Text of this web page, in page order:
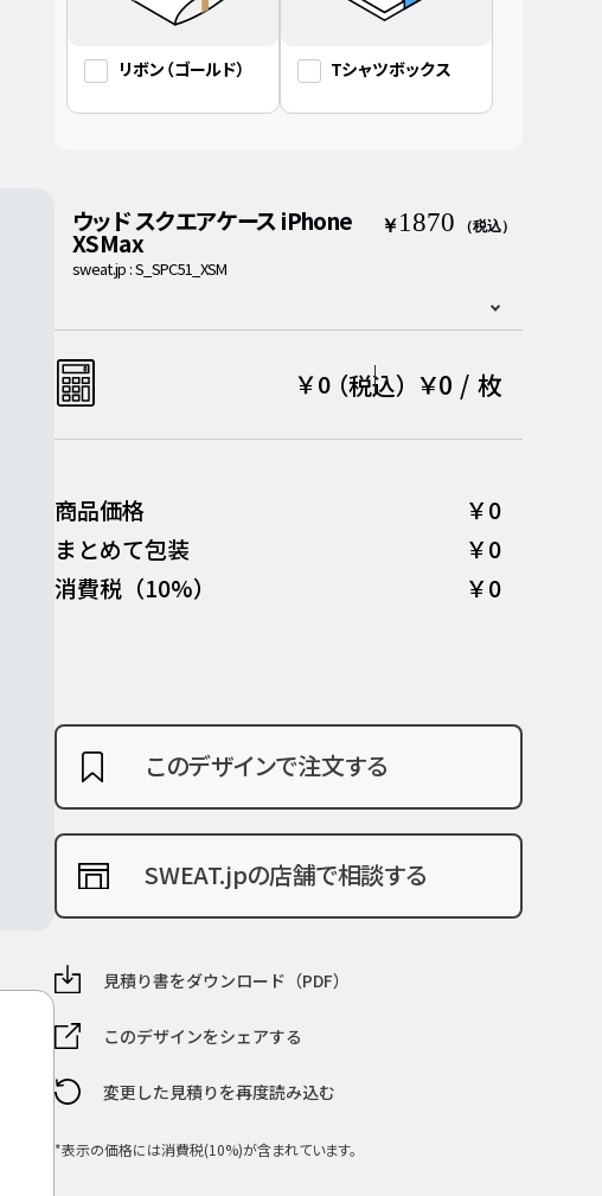
リボン（ゴールド） Tシャツボックス
ウッド スクエアケース iPhone
XSMax
￥1870 （税込）
sweat.jp : S_SPC51_XSM
￥0（税込）￥0/ 枚
商品価格
￥0
まとめて包装
￥0
消費税（10%）
￥0
このデザインで注文する
SWEAT.jpの店舗で相談する
見積り書をダウンロード（PDF）
このデザインをシェアする
変更した見積りを再度読み込む
*表示の価格には消費税(10%)が含まれています。